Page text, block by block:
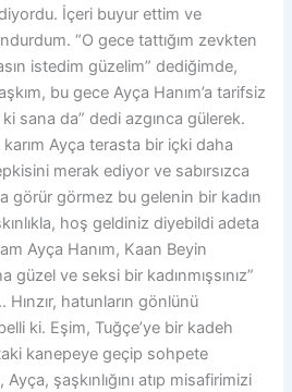
İçeri buyur ettim ve
“O gece tattığım zevkten
istedim güzelim” dediğimde,
bu gece Ayça Hanım’a tarifsiz
sana da” dedi azgınca gülerek.
karım Ayça terasta bir içki daha
merak ediyor ve sabırsızca
görür görmez bu gelenin bir kadın
hoş geldiniz diyebildi adeta
Ayça Hanım, Kaan Beyin
ve seksi bir kadınmışsınız”
hatunların gönlünü
ki. Eşim, Tuğçe’ye bir kadeh
kanepeye geçip sohpete
şaşkınlığını atıp misafirimizi